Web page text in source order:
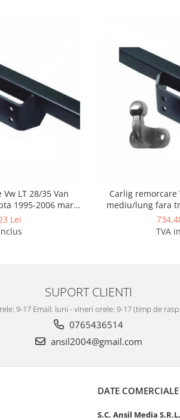
LT 28/35 Van
1995-2006 marca
d19s
Lei
Carlig remorcare
mediu/lung fara
marca
TVA
SUPORT CLIENTI
9-17 Email: luni - vineri orele: 9-17 (timp de
0765436514
ansil2004@gmail.com
DATE COMERCIALE
S.C. Ansil Media S.R.L.